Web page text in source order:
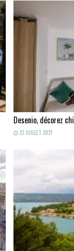
Desenio, décorez
23 JUILLET 2021